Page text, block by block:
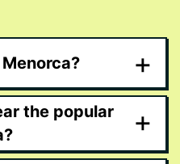
+
the popular
+